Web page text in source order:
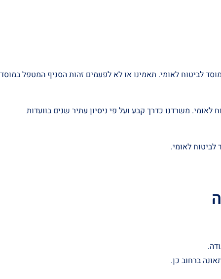
לביטוח לאומי. תאמינו או לא לפעמים זהות הסניף המטפל במוסד
משרדנו כדרך קבע ועל פי ניסיון עתיר שנים בוועדות
לאומי.
ברחוב כן.